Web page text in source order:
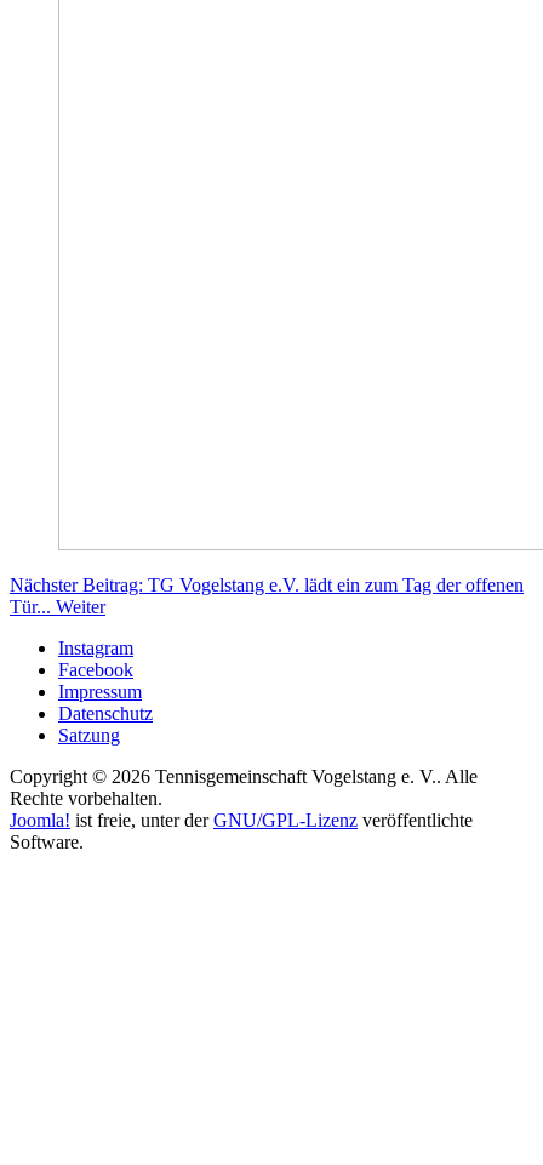
Nächster Beitrag: TG Vogelstang e.V. lädt ein zum Tag der offenen
Tür... Weiter
Instagram
Facebook
Impressum
Datenschutz
Satzung
Copyright © 2026 Tennisgemeinschaft Vogelstang e. V.. Alle
Rechte vorbehalten.
Joomla! ist freie, unter derGNU/GPL-Lizenz veröffentlichte
Software.